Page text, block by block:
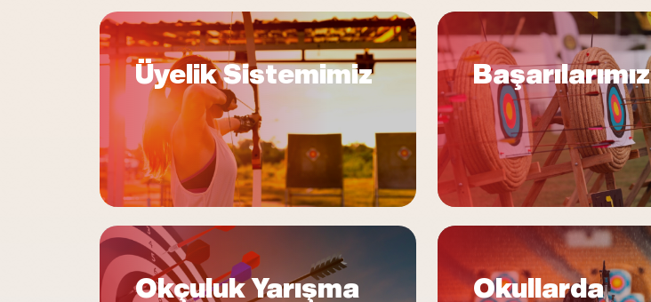
Üyelik Sistemimiz Başarılarımız
Okçuluk Yarışma
Okullarda